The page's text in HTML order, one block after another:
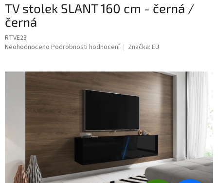
TV stolek SLANT 160 cm - černá /
černá
RTVE23
Průměrné
je
Neohodnoceno Podrobnosti hodnocení Značka: EU